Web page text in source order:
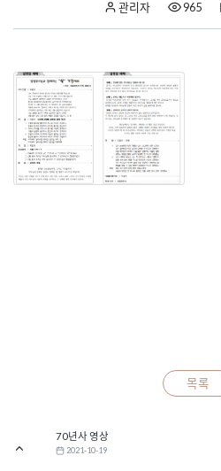
관리자 965
목록
70년사 영상
2021-10-19